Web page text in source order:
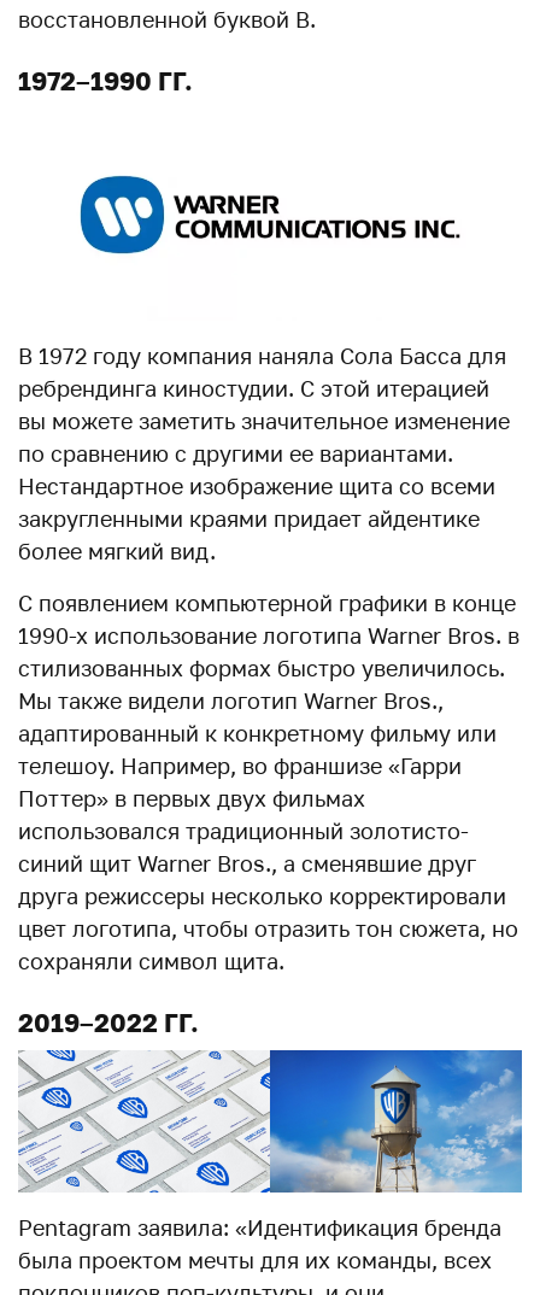
восстановленной буквой B.
1972–1990 ГГ.
В 1972 году компания наняла Сола Басса для
ребрендинга киностудии. С этой итерацией
вы можете заметить значительное изменение
по сравнению с другими ее вариантами.
Нестандартное изображение щита со всеми
закругленными краями придает айдентике
более мягкий вид.
С появлением компьютерной графики в конце
1990-х использование логотипа Warner Bros. в
стилизованных формах быстро увеличилось.
Мы также видели логотип Warner Bros.,
адаптированный к конкретному фильму или
телешоу. Например, во франшизе «Гарри
Поттер» в первых двух фильмах
использовался традиционный золотисто-
синий щит Warner Bros., а сменявшие друг
друга режиссеры несколько корректировали
цвет логотипа, чтобы отразить тон сюжета, но
сохраняли символ щита.
2019–2022 ГГ.
Pentagram заявила: «Идентификация бренда
была проектом мечты для их команды, всех